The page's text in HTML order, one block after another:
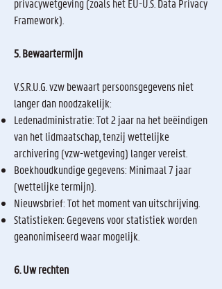
Framework).
5. Bewaartermijn
V.S.R.U.G. vzw bewaart persoonsgegevens niet
langer dan noodzakelijk:
Ledenadministratie: Tot 2 jaar na het beëindigen
van het lidmaatschap, tenzij wettelijke
archivering (vzw-wetgeving) langer vereist.
Boekhoudkundige gegevens: Minimaal 7 jaar
(wettelijke termijn).
Nieuwsbrief: Tot het moment van uitschrijving.
Statistieken: Gegevens voor statistiek worden
geanonimiseerd waar mogelijk.
6. Uw rechten